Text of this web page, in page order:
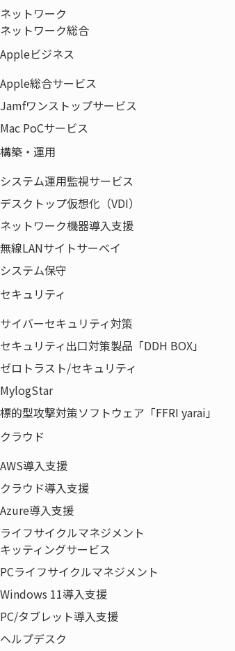
ネットワーク
ネットワーク総合
Appleビジネス
Apple総合サービス
Jamfワンストップサービス
Mac PoCサービス
構築・運用
システム運用監視サービス
デスクトップ仮想化（VDI）
ネットワーク機器導入支援
無線LANサイトサーベイ
システム保守
セキュリティ
サイバーセキュリティ対策
セキュリティ出口対策製品「DDH BOX」
ゼロトラスト/セキュリティ
MylogStar
標的型攻撃対策ソフトウェア「FFRI yarai」
クラウド
AWS導入支援
クラウド導入支援
Azure導入支援
ライフサイクルマネジメント
キッティングサービス
PCライフサイクルマネジメント
Windows 11導入支援
PC/タブレット導入支援
ヘルプデスク
〒135-0042
東京都江東区木場5-8-40
東京パークサイドビル12F